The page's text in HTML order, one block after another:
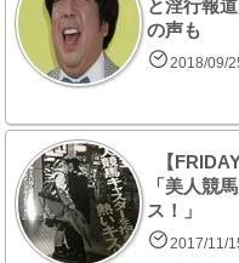
と淫行報
の声も
2018/09/
【
「美人競
ス！」
2017/11/